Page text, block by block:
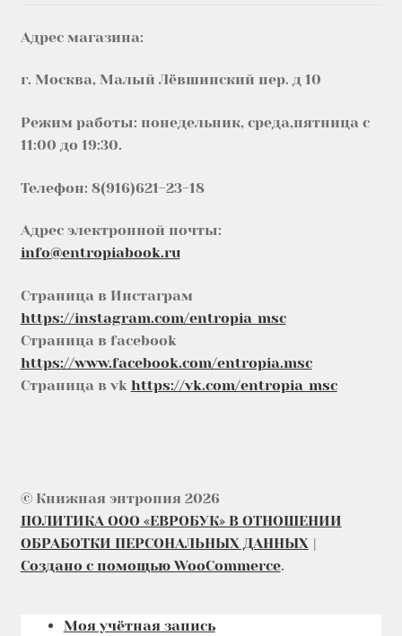
Адрес магазина:
г. Москва, Малый Лёвшинский пер. д 10
Режим работы: понедельник, среда,пятница с
11:00 до 19:30.
Телефон: 8(916)621-23-18
Адрес электронной почты:
info@entropiabook.ru
Страница в Инстаграм
https://instagram.com/entropia_msc
Страница в facebook
https://www.facebook.com/entropia.msc
Страница в vk https://vk.com/entropia_msc
© Книжная энтропия 2026
ПОЛИТИКА ООО «ЕВРОБУК» В ОТНОШЕНИИ
ОБРАБОТКИ ПЕРСОНАЛЬНЫХ ДАННЫХ
Создано с помощью WooCommerce.
Моя учётная запись